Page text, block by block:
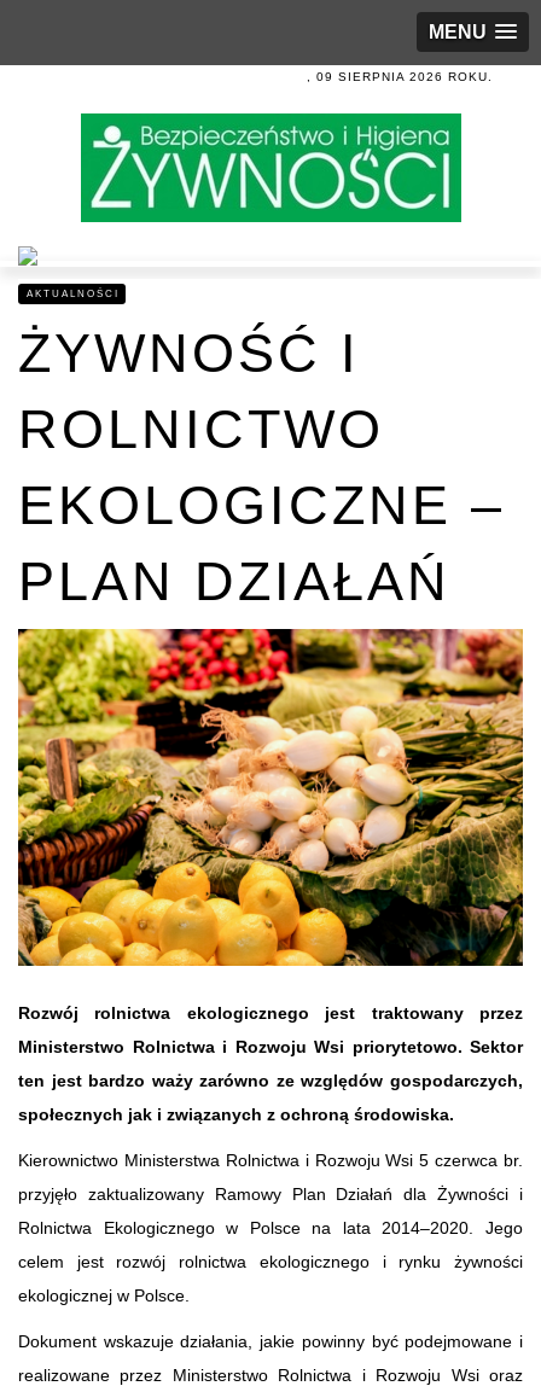
MENU
, 09 SIERPNIA 2026 ROKU.
AKTUALNOŚCI
ŻYWNOŚĆ I
ROLNICTWO
EKOLOGICZNE –
PLAN DZIAŁAŃ
Rozwój rolnictwa ekologicznego jest traktowany przez
Ministerstwo Rolnictwa i Rozwoju Wsi priorytetowo. Sektor
ten jest bardzo waży zarówno ze względów gospodarczych,
społecznych jak i związanych z ochroną środowiska.
Kierownictwo Ministerstwa Rolnictwa i Rozwoju Wsi 5 czerwca br.
przyjęło zaktualizowany Ramowy Plan Działań dla Żywności i
Rolnictwa Ekologicznego w Polsce na lata 2014–2020. Jego
celem jest rozwój rolnictwa ekologicznego i rynku żywności
ekologicznej w Polsce.
Dokument wskazuje działania, jakie powinny być podejmowane i
realizowane przez Ministerstwo Rolnictwa i Rozwoju Wsi oraz